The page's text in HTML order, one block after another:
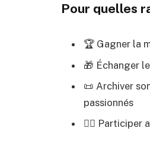
Pour quelles
🏆 Gagner la
🎁 Échanger
📜 Archiver
passionnés
🕵️‍♂️ Participer